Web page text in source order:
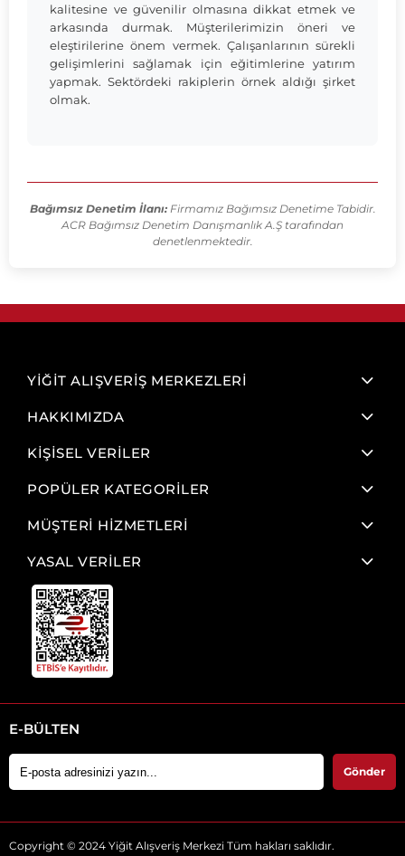
kalitesine ve güvenilir olmasına dikkat etmek ve
arkasında durmak. Müşterilerimizin öneri ve
eleştirilerine önem vermek. Çalışanlarının sürekli
gelişimlerini sağlamak için eğitimlerine yatırım
yapmak. Sektördeki rakiplerin örnek aldığı şirket
olmak.
Bağımsız Denetim İlanı:Firmamız Bağımsız Denetime Tabidir.
ACR Bağımsız Denetim Danışmanlık A.Ş tarafından
denetlenmektedir.
YİĞİT ALIŞVERİŞ MERKEZLERİ
HAKKIMIZDA
KİŞİSEL VERİLER
POPÜLER KATEGORİLER
MÜŞTERİ HİZMETLERİ
YASAL VERİLER
E-BÜLTEN
Gönder
Copyright © 2024 Yiğit Alışveriş Merkezi Tüm hakları saklıdır.